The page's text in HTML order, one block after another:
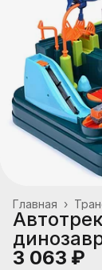
Главная ›
3 063 ₽